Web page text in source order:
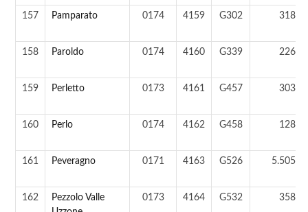
157 Pamparato 0174 4159 G302 318 ab
158 Paroldo 0174 4160 G339 226 ab
159 Perletto 0173 4161 G457 303 ab
160 Perlo 0174 4162 G458 128 ab
161 Peveragno 0171 4163 G526 5.505 ab
162
Pezzolo Valle
0173 4164 G532 358 ab